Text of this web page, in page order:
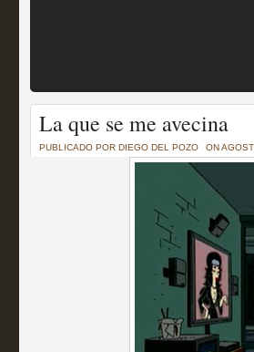
Un recorrido por
of Thrones a través
La burbuja de los
La que se me avecina
PUBLICADO POR DIEGO DEL POZO ON